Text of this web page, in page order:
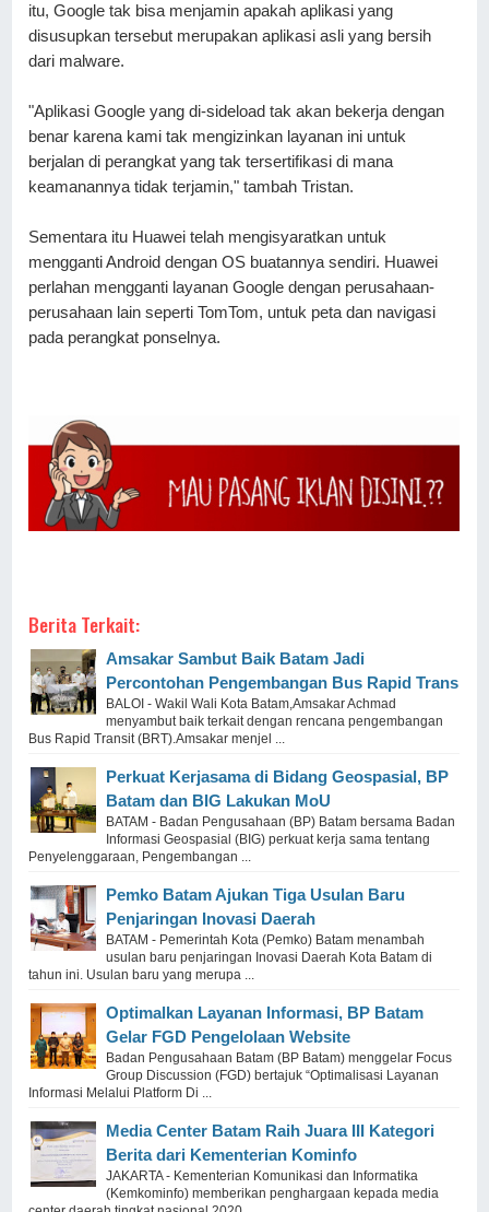
itu, Google tak bisa menjamin apakah aplikasi yang
disusupkan tersebut merupakan aplikasi asli yang bersih
dari malware.
"Aplikasi Google yang di-sideload tak akan bekerja dengan
benar karena kami tak mengizinkan layanan ini untuk
berjalan di perangkat yang tak tersertifikasi di mana
keamanannya tidak terjamin," tambah Tristan.
Sementara itu Huawei telah mengisyaratkan untuk
mengganti Android dengan OS buatannya sendiri. Huawei
perlahan mengganti layanan Google dengan perusahaan-
perusahaan lain seperti TomTom, untuk peta dan navigasi
pada perangkat ponselnya.
Berita Terkait:
Amsakar Sambut Baik Batam Jadi
Percontohan Pengembangan Bus Rapid Trans
BALOI - Wakil Wali Kota Batam,Amsakar Achmad
menyambut baik terkait dengan rencana pengembangan
Bus Rapid Transit (BRT).Amsakar menjel ...
Perkuat Kerjasama di Bidang Geospasial, BP
Batam dan BIG Lakukan MoU
BATAM - Badan Pengusahaan (BP) Batam bersama Badan
Informasi Geospasial (BIG) perkuat kerja sama tentang
Penyelenggaraan, Pengembangan ...
Pemko Batam Ajukan Tiga Usulan Baru
Penjaringan Inovasi Daerah
BATAM - Pemerintah Kota (Pemko) Batam menambah
usulan baru penjaringan Inovasi Daerah Kota Batam di
tahun ini. Usulan baru yang merupa ...
Optimalkan Layanan Informasi, BP Batam
Gelar FGD Pengelolaan Website
Badan Pengusahaan Batam (BP Batam) menggelar Focus
Group Discussion (FGD) bertajuk “Optimalisasi Layanan
Informasi Melalui Platform Di ...
Media Center Batam Raih Juara III Kategori
Berita dari Kementerian Kominfo
JAKARTA - Kementerian Komunikasi dan Informatika
(Kemkominfo) memberikan penghargaan kepada media